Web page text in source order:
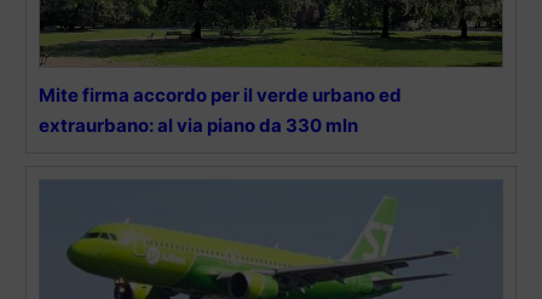
Mite firma accordo per il verde urbano ed
extraurbano: al via piano da 330 mln